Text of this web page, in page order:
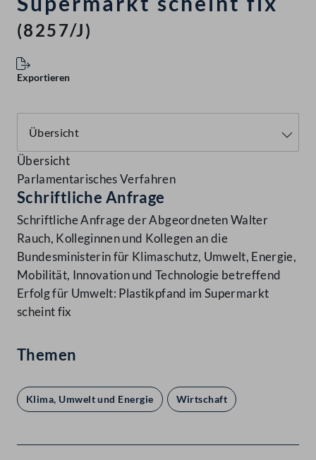
(8257/J)
Exportieren
Übersicht
Parlamentarisches Verfahren
Schriftliche Anfrage
Schriftliche Anfrage der Abgeordneten Walter
Rauch, Kolleginnen und Kollegen an die
Bundesministerin für Klimaschutz, Umwelt, Energie,
Mobilität, Innovation und Technologie betreffend
Erfolg für Umwelt: Plastikpfand im Supermarkt
scheint fix
Themen
Klima, Umwelt und Energie Wirtschaft